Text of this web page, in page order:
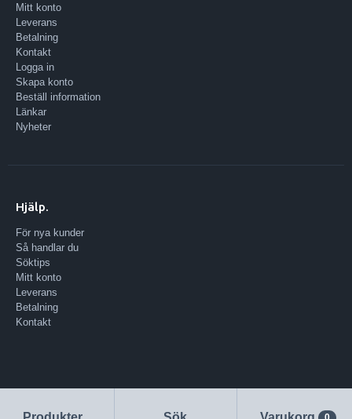
Mitt konto
Leverans
Betalning
Kontakt
Logga in
Skapa konto
Beställ information
Länkar
Nyheter
Hjälp.
För nya kunder
Så handlar du
Söktips
Mitt konto
Leverans
Betalning
Kontakt